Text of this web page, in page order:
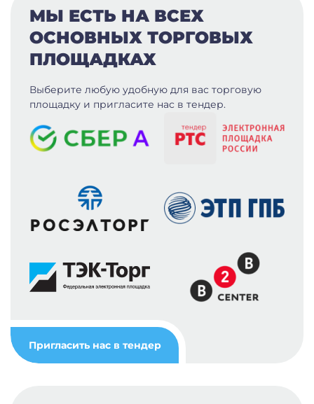
МЫ ЕСТЬ НА ВСЕХ
ОСНОВНЫХ ТОРГОВЫХ
ПЛОЩАДКАХ
Выберите любую удобную для вас торговую
площадку и пригласите нас в тендер.
Пригласить нас в тендер